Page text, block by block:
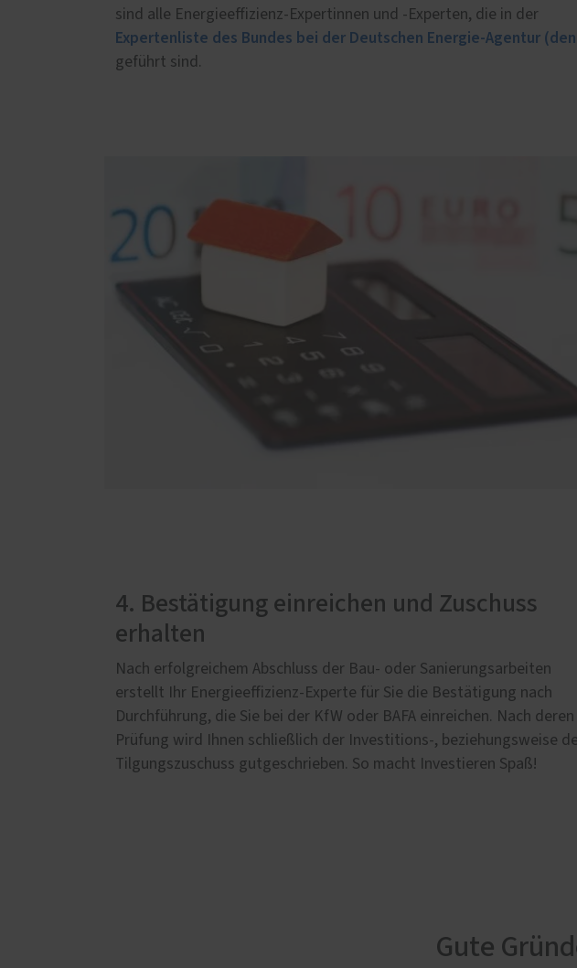
sind alle Energieeffizienz-Expertinnen und -Experten, die in der
Expertenliste des Bundes bei der Deutschen Energie-Agentur
geführt sind.
4. Bestätigung einreichen und Zuschuss
erhalten
Nach erfolgreichem Abschluss der Bau- oder Sanierungsarbeiten
erstellt Ihr Energieeffizienz-Experte für Sie die Bestätigung nach
Durchführung, die Sie bei der KfW oder BAFA einreichen. Nach deren
Prüfung wird Ihnen schließlich der Investitions-, beziehungsweise
Tilgungszuschuss gutgeschrieben. So macht Investieren Spaß!
Gute